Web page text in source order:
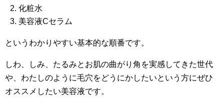
化粧水
美容液Cセラム
というわかりやすい基本的な順番です。
しわ、しみ、たるみとお肌の曲がり角を実感してきた世代
や、わたしのように毛穴をどうにかしたいという方にぜひ
オススメしたい美容液です。